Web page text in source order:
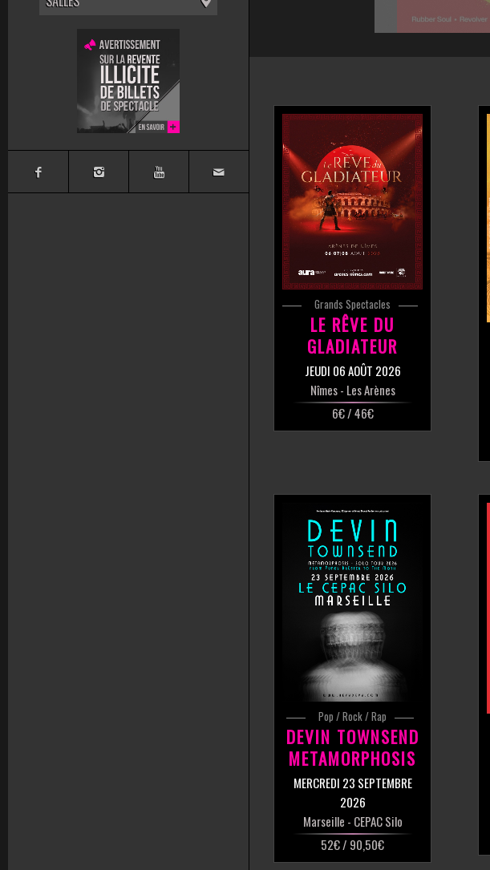
Grands Spectacles
LE RÊVE DU
GLADIATEUR
JEUDI 06 AOÛT 2026
Nîmes- Les Arènes
6€ / 46€
Pop / Rock / Rap
DEVIN TOWNSEND
METAMORPHOSIS
MERCREDI 23 SEPTEMBRE
2026
Marseille - CEPAC Silo
52€ / 90,50€